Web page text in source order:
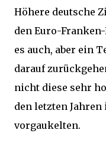
Höhere deutsche
den Euro-
es auch, aber ein
darauf
nicht diese sehr
den letzten
vorgaukelten.